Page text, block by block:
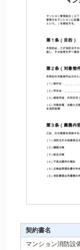
契約書名
マンション消防設